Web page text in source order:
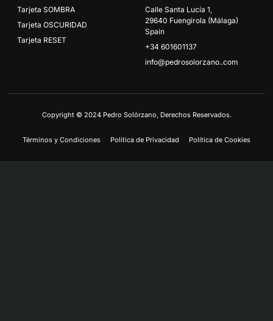
Tarjeta SOMBRA
Tarjeta OSCURIDAD
Tarjeta RESET
Calle Santa Lucía 1,
29640 Fuengirola (Málaga)
Spain
+34 601601137
info@pedrosolorzano..com
Copyright © 2024 Pedro Solórzano, Derechos Reservados.
Términos y Condiciones Política de Privacidad Política de Cookies